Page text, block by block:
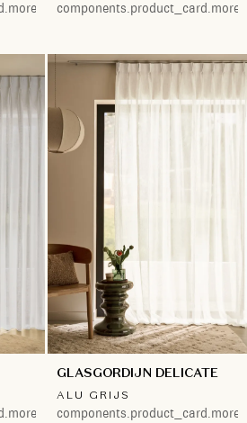
GLASGORDIJN DELICATE
ALU GRIJS